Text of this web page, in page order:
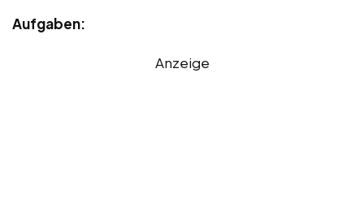
Aufgaben:
Anzeige